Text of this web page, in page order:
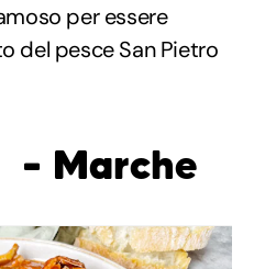
per essere
del pesce San Pietro
Marche